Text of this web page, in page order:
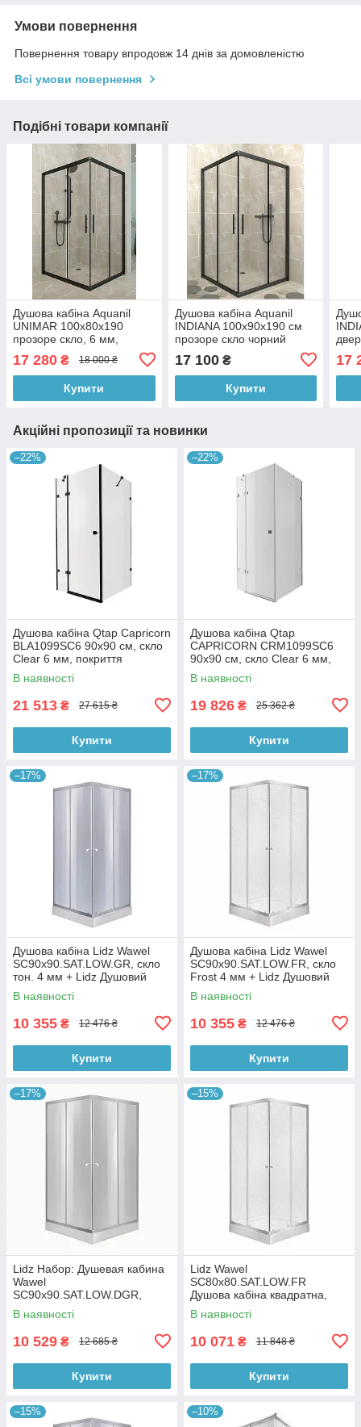
Умови повернення
Повернення товару впродовж 14 днів за домовленістю
Всі умови повернення
Подібні товари компанії
Душова кабіна Aquanil
UNIMAR 100х80х190
прозоре скло, 6 мм,
17 280 ₴ 18 000 ₴
Купити
Душова кабіна Aquanil
INDIANA 100х90х190 см
прозоре скло чорний
17 100₴
Купити
17
Акційні пропозиції та новинки
–22%
Душова кабіна Qtap Capricorn
BLA1099SC6 90x90 см, скло
Clear 6 мм, покриття
CalcLess без піддона
В наявності
21 513 ₴ 27 615 ₴
Купити
–22%
Душова кабіна Qtap
CAPRICORN CRM1099SC6
90х90 см, скло Clear 6 мм,
CalcLess, без піддона
В наявності
19 826 ₴ 25 362 ₴
Купити
–17%
Душова кабіна Lidz Wawel
SC90x90.SAT.LOW.GR, скло
тон. 4 мм + Lidz Душовий
піддон KAPIELKA ST90x90х14
В наявності
10 355 ₴ 12 476 ₴
Купити
–17%
Душова кабіна Lidz Wawel
SC90x90.SAT.LOW.FR, скло
Frost 4 мм + Lidz Душовий
піддон KAPIELKA ST90x90х14
В наявності
10 355 ₴ 12 476 ₴
Купити
–17%
Lidz Набор: Душевая кабина
Wawel
SC90x90.SAT.LOW.DGR,
квадратная, стекло
тонированное 4 мм +
ST90x90x14
В наявності
10 529 ₴ 12 685 ₴
Купити
–15%
Lidz Wawel
SC80x80.SAT.LOW.FR
Душова кабіна квадратна,
скло Frost 4 мм + Lidz
Душовий піддон KAPIELKA
В наявності
10 071 ₴ 11 848 ₴
Купити
–15% –10%